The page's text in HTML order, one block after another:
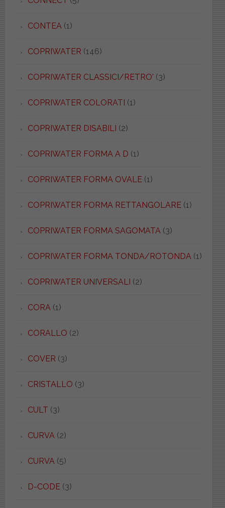
CONTEA (1)
COPRIWATER (146)
COPRIWATER CLASSICI/RETRO' (3)
COPRIWATER COLORATI (1)
COPRIWATER DISABILI (2)
COPRIWATER FORMA A D (1)
COPRIWATER FORMA OVALE(1)
COPRIWATER FORMA RETTANGOLARE(1)
COPRIWATER FORMA SAGOMATA (3)
COPRIWATER FORMA TONDA/ROTONDA (1)
COPRIWATER UNIVERSALI (2)
CORA (1)
CORALLO (2)
COVER (3)
CRISTALLO (3)
CULT (3)
CURVA (2)
CURVA (5)
D-CODE(3)